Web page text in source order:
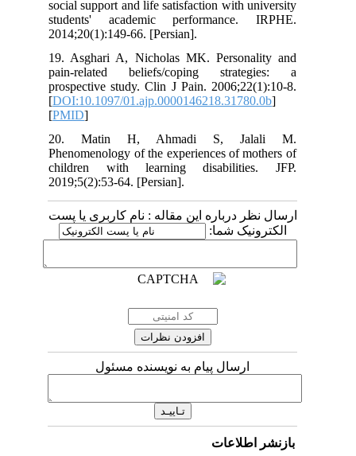
social support and life satisfaction with
students' academic performance.
2014;20(1):149-66. [Persian].
19. Asghari A, Nicholas MK.
pain-related beliefs/coping
prospective study. Clin J Pain.
[DOI:10.1097/
20. Matin H, Ahmadi S,
Phenomenology of the experiences of
children with learning
2019;5(2):53-64. [Persian].
درباره این مقاله : نام کاربری یا پست
ارسال پیام به نویسنده مسئول